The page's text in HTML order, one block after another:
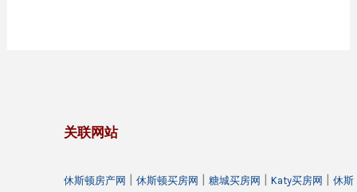
关联网站
休斯顿房产网 | 休斯顿买房网 | 糖城买房网 | Katy买房网 | 休斯